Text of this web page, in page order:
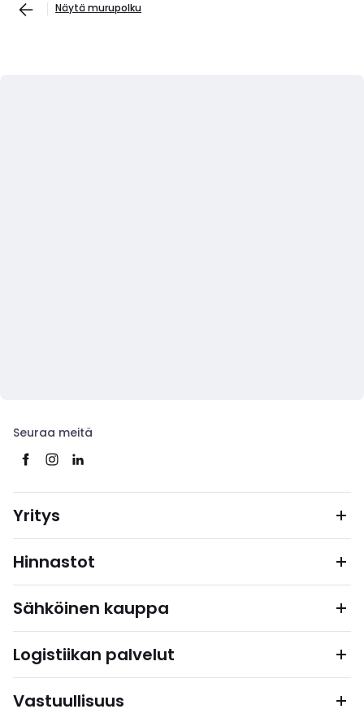
Näytä murupolku
Seuraa meitä
Yritys
Hinnastot
Sähköinen kauppa
Logistiikan palvelut
Vastuullisuus